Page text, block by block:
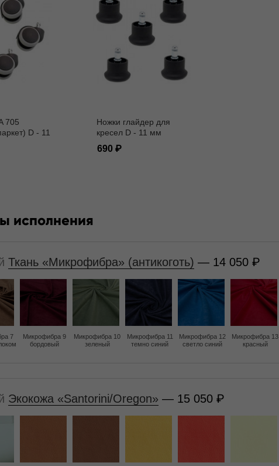
705
D - 11
Ножки глайдер для
кресел D - 11 мм
690
исполнения
Ткань «Микрофибра» (антикоготь) — 14 050
7
Микрофибра 9
бордовый
Микрофибра 10
зеленый
Микрофибра 11
темно синий
Микрофибра 12
светло синий
Микрофибра 13
красный
Экокожа «Santorini/Oregon» — 15 050